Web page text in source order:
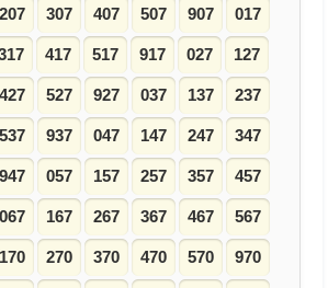
207 307 407 507 907 017
417 517 917 027 127
427 527 927 037 137 237
537 937 047 147 247 347
947 057 157 257 357 457
067 167 267 367 467 567
170 270 370 470 570 970